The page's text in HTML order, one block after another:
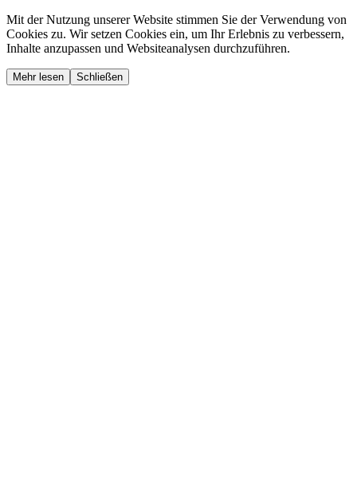
Mit der Nutzung unserer Website stimmen Sie der Verwendung von
Cookies zu. Wir setzen Cookies ein, um Ihr Erlebnis zu verbessern,
Inhalte anzupassen und Websiteanalysen durchzuführen.
Mehr lesen Schließen